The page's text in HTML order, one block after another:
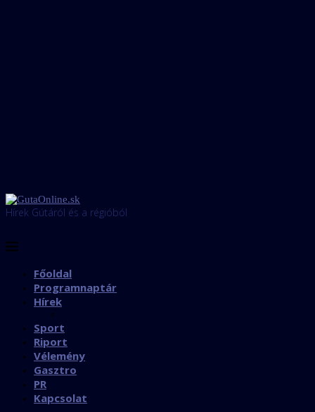
Hírek Gútáról és a régióból
Főoldal
Programnaptár
Hírek
Sport
Riport
Vélemény
Gasztro
PR
Kapcsolat